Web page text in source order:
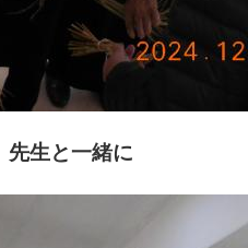
先生と一緒に